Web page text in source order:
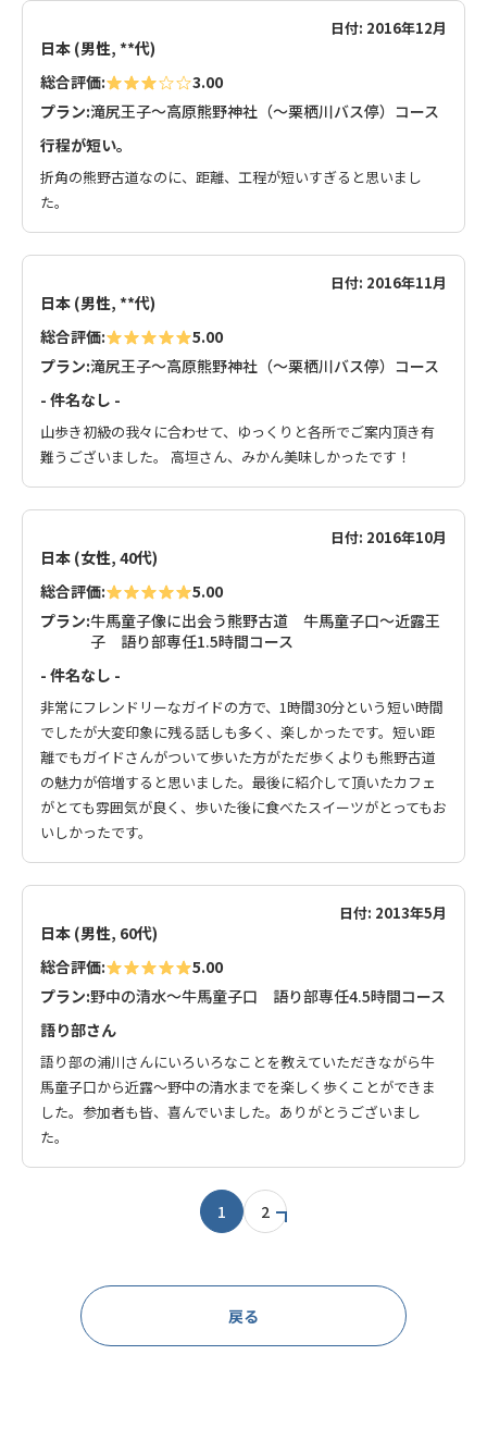
日付: 2016年12月
日本 (男性, **代)
総合評価:
3.00
プラン:滝尻王子～高原熊野神社（～栗栖川バス停）コース
行程が短い。
折角の熊野古道なのに、距離、工程が短いすぎると思いまし
た。
日付: 2016年11月
日本 (男性, **代)
総合評価:
5.00
プラン:滝尻王子～高原熊野神社（～栗栖川バス停）コース
- 件名なし -
山歩き初級の我々に合わせて、ゆっくりと各所でご案内頂き有
難うございました。 高垣さん、みかん美味しかったです！
日付: 2016年10月
日本 (女性, 40代)
総合評価:
5.00
プラン:牛馬童子像に出会う熊野古道 牛馬童子口～近露王
子 語り部専任1.5時間コース
- 件名なし -
非常にフレンドリーなガイドの方で、1時間30分という短い時間
でしたが大変印象に残る話しも多く、楽しかったです。短い距
離でもガイドさんがついて歩いた方がただ歩くよりも熊野古道
の魅力が倍増すると思いました。最後に紹介して頂いたカフェ
がとても雰囲気が良く、歩いた後に食べたスイーツがとってもお
いしかったです。
日付: 2013年5月
日本 (男性, 60代)
総合評価:
5.00
プラン:野中の清水～牛馬童子口 語り部専任4.5時間コース
語り部さん
語り部の浦川さんにいろいろなことを教えていただきながら牛
馬童子口から近露～野中の清水までを楽しく歩くことができま
した。参加者も皆、喜んでいました。ありがとうございまし
た。
1 2
戻る